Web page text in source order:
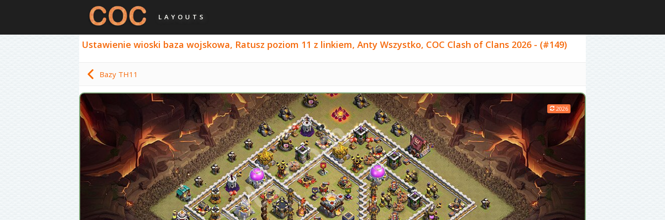
LAYOUTS
Ustawienie wioski baza wojskowa, Ratusz poziom 11 z linkiem, Anty Wszystko, COC Clash of Clans 2026 - (#149)
Bazy TH11
2026